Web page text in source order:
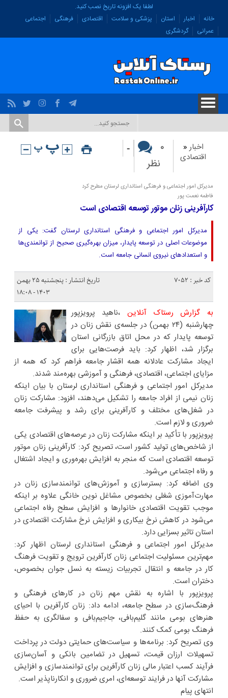
لطفا یک افزونه تاریخ نصب کنید.
خانه
اخبار استان پزشکی و سلامت اقتصادی فرهنگی
اجتماعی
عمرانی
گردشگری
اخبار«
اقتصادی
۰
نظر
-
مدیرکل امور اجتماعی و فرهنگی استانداری لرستان مطرح کرد
فاطمه نعمت پور
کارآفرینی زنان موتور توسعه اقتصادی است
مدیرکل امور اجتماعی و فرهنگی استانداری لرستان گفت: یکی از
موضوعات اصلی در توسعه پایدار، میزان بهره‌گیری صحیح از توانمندی‌ها
و استعدادهای نیروی انسانی جامعه است.
کد خبر : 7052
تاریخ انتشار : پنجشنبه ۲۵ بهمن
۱۴۰۳ - ۱۸:۰۸
به گزارش رستاک آنلاین ،ناهید پرویزپور
چهارشنبه (۲۴ بهمن‌) در جلسه‌ی نقش زنان در
توسعه پایدار که در محل اتاق بازرگانی استان
برگزار شد، اظهار کرد: باید فرصت‌هایی برای
ایجاد مشارکت عادلانه همه اقشار جامعه فراهم کرد که همه از
مزایای اجتماعی، اقتصادی، فرهنگی و آموزشی بهره‌مند شدند.
مدیرکل امور اجتماعی و فرهنگی استانداری لرستان با بیان اینکه
زنان نیمی از افراد جامعه را تشکیل می‌دهند، افزود: مشارکت زنان
در شغل‌های مختلف و کارآفرینی برای رشد و پیشرفت جامعه
ضروری و لازم است.
پرویزپور با تأکید بر اینکه مشارکت زنان در عرصه‌های اقتصادی یکی
از شاخص‌های تولید کشور است، تصریح کرد: کارآفرینی زنان موتور
توسعه اقتصادی است که منجر به افزایش بهره‌وری و ایجاد اشتغال
و رفاه اجتماعی می‌شود.
وی اضافه کرد: بسترسازی و آموزش‌های توانمندسازی زنان در
مهارت‌آموزی شغلی بخصوص مشاغل نوین خانگی علاوه بر اینکه
موجب تقویت اقتصادی خانوارها و افزایش سطح رفاه اجتماعی
می‌شود در کاهش نرخ بیکاری و افزایش نرخ مشارکت اقتصادی در
استان تاثیر بسزایی دارد.
مدیرکل امور اجتماعی و فرهنگی استانداری لرستان اظهار کرد:
مهم‌ترین مسئولیت اجتماعی زنان کارآفرین ترویج و تقویت فرهنگ
کار در جامعه و انتقال تجربیات زیسته به نسل جوان بخصوص،
دختران است.
پرویزپور با اشاره به نقش مهم زنان در کارهای فرهنگی و
فرهنگ‌سازی در سطح جامعه، ادامه داد: زنان کارآفرین با احیای
هنرهای بومی مانند گلیم‌بافی، جاجیم‌بافی و سفالگری به حفظ
فرهنگ بومی کمک کنند.
وی تصریح کرد: برنامه‌ها و سیاست‌های حمایتی دولت در پرداخت
تسهیلات ارزان قیمت، تسهیل در تضامین بانکی و آسان‌سازی
فرآیند کسب اعتبار مالی زنان کارآفرین برای توانمندسازی و افزایش
مشارکت آنها در فرایند توسعه‌ای، امری ضروری و انکارناپذیر است.
انتهای پیام